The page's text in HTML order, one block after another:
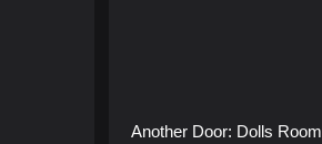
Another Door: Dolls Room